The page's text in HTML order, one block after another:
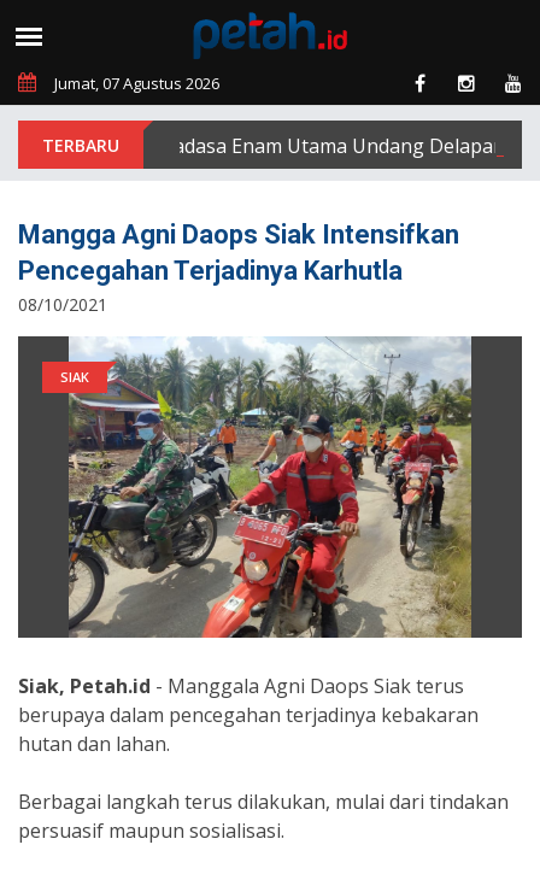
Jumat, 07 Agustus 2026
PT Padasa Enam Utama Undang Delapan Eks
Mangga Agni Daops Siak Intensifkan
Pencegahan Terjadinya Karhutla
08/10/2021
SIAK
Siak, Petah.id - Manggala Agni Daops Siak terus
berupaya dalam pencegahan terjadinya kebakaran
hutan dan lahan.
Berbagai langkah terus dilakukan, mulai dari tindakan
persuasif maupun sosialisasi.